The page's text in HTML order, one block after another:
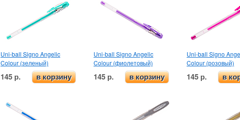
Uni-ball Signo Angelic
Colour (зеленый)
145 р. в корзину
Uni-ball Signo Angelic
Colour (фиолетовый)
145 р. в корзину
Uni-ball Signo
Colour (розовый)
145 р. в